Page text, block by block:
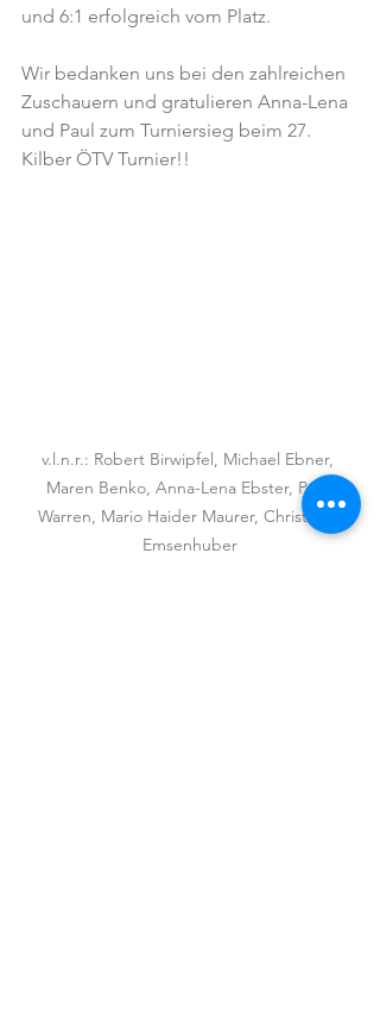
und 6:1 erfolgreich vom Platz.
Wir bedanken uns bei den zahlreichen
Zuschauern und gratulieren Anna-Lena
und Paul zum Turniersieg beim 27.
Kilber ÖTV Turnier!!
v.l.n.r.: Robert Birwipfel, Michael Ebner,
Maren Benko, Anna-Lena Ebster, Paul
Warren, Mario Haider Maurer, Christoph
Emsenhuber